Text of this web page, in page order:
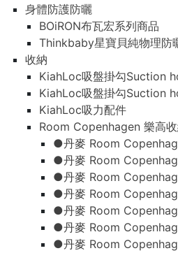
身體防護防曬
BOiRON布瓦宏系列商品
Thinkbaby星寶貝純物理防
收納
KiahLoc吸盤掛勾Suction
KiahLoc吸盤掛勾Suction
KiahLoc吸力配件
Room Copenhagen 樂高
●丹麥 Room
●丹麥 Room
●丹麥 Room
●丹麥 Room
●丹麥 Room
●丹麥 Room
●丹麥 Room